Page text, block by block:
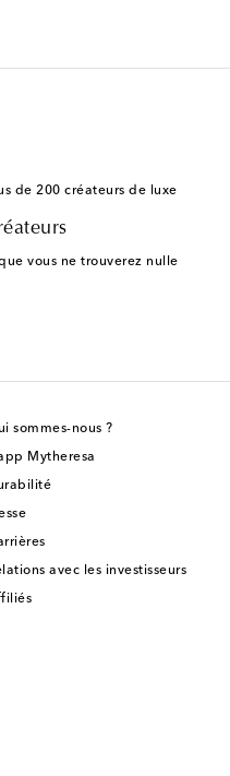
de 200 créateurs de luxe
vous ne trouverez nulle
sommes-nous ?
Mytheresa
avec les investisseurs